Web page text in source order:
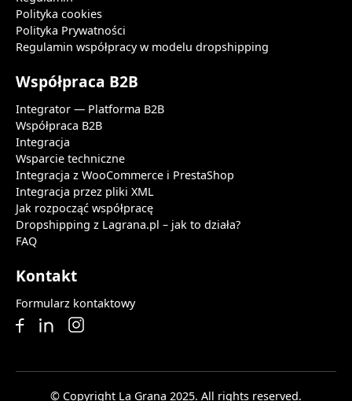
Polityka cookies
Polityka Prywatności
Regulamin współpracy w modelu dropshipping
Współpraca B2B
Integrator — Platforma B2B
Współpraca B2B
Integracja
Wsparcie techniczne
Integracja z WooCommerce i PrestaShop
Integracja przez pliki XML
Jak rozpocząć współpracę
Dropshipping z Lagrana.pl – jak to działa?
FAQ
Kontakt
Formularz kontaktowy
© Copyright La Grana 2025. All rights reserved.